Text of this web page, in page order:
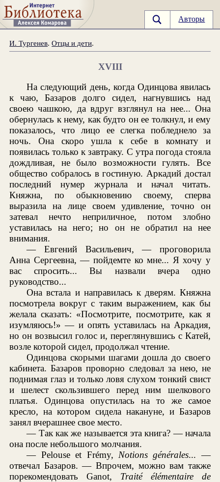
Авторы
И. Тургенев.Отцы и дети.
XVIII
На следующий день, когда Одинцова явилась
к чаю, Базаров долго сидел, нагнувшись над
своею чашкою, да вдруг взглянул на нее... Она
обернулась к нему, как будто он ее толкнул, и ему
показалось, что лицо ее слегка побледнело за
ночь. Она скоро ушла к себе в комнату и
появилась только к завтраку. С утра погода стояла
дождливая, не было возможности гулять. Все
общество собралось в гостиную. Аркадий достал
последний нумер журнала и начал читать.
Княжна, по обыкновению своему, сперва
выразила на лице своем удивление, точно он
затевал нечто неприличное, потом злобно
уставилась на него; но он не обратил на нее
внимания.
— Евгений Васильевич, — проговорила
Анна Сергеевна, — пойдемте ко мне... Я хочу у
вас спросить... Вы назвали вчера одно
руководство...
Она встала и направилась к дверям. Княжна
посмотрела вокруг с таким выражением, как бы
желала сказать: «Посмотрите, посмотрите, как я
изумляюсь!» — и опять уставилась на Аркадия,
но он возвысил голос и, переглянувшись с Катей,
возле которой сидел, продолжал чтение.
Одинцова скорыми шагами дошла до своего
кабинета. Базаров проворно следовал за нею, не
поднимая глаз и только ловя слухом тонкий свист
и шелест скользившего перед ним шелкового
платья. Одинцова опустилась на то же самое
кресло, на котором сидела накануне, и Базаров
занял вчерашнее свое место.
— Так как же называется эта книга? — начала
она после небольшого молчания.
— Pelouse et Frémy, Notions générales... —
отвечал Базаров. — Впрочем, можно вам также
порекомендовать Ganot, Traité élémentaire de